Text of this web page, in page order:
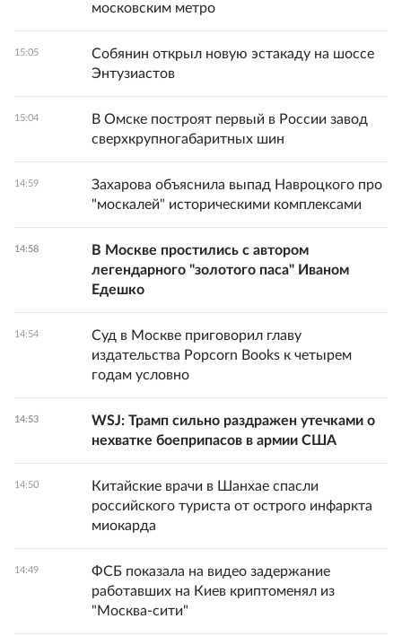
московским метро
15:05
Собянин открыл новую эстакаду на шоссе
Энтузиастов
15:04
В Омске построят первый в России завод
сверхкрупногабаритных шин
14:59
Захарова объяснила выпад Навроцкого про
"москалей" историческими комплексами
14:58
В Москве простились с автором
легендарного "золотого паса" Иваном
Едешко
14:54
Суд в Москве приговорил главу
издательства Popcorn Books к четырем
годам условно
14:53
WSJ: Трамп сильно раздражен утечками о
нехватке боеприпасов в армии США
14:50
Китайские врачи в Шанхае спасли
российского туриста от острого инфаркта
миокарда
14:49
ФСБ показала на видео задержание
работавших на Киев криптоменял из
"Москва-сити"